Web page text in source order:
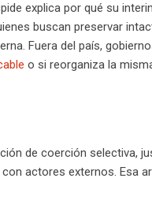
explica por qué su
buscan preservar
Fuera del país,
o si reorganiza la
de coerción selectiva,
actores externos. Esa